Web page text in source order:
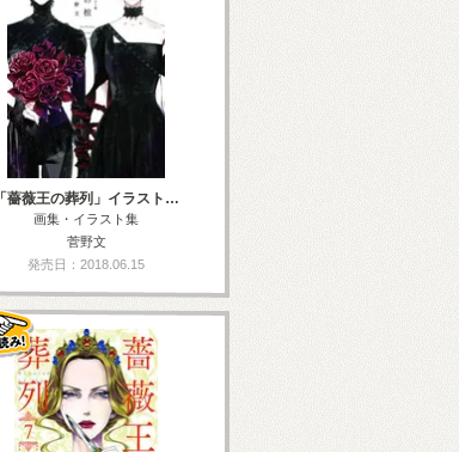
「薔薇王の葬列」イラスト…
画集・イラスト集
菅野文
発売日：2018.06.15